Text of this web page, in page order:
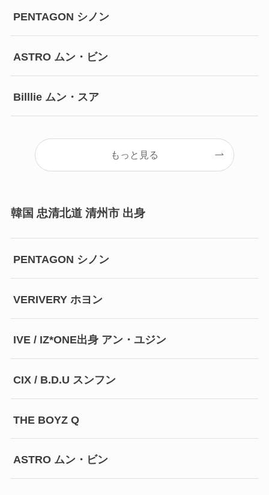
PENTAGON シノン
ASTRO ムン・ビン
Billlie ムン・スア
もっと見る
韓国 忠清北道 清州市 出身
PENTAGON シノン
VERIVERY ホヨン
IVE / IZ*ONE出身 アン・ユジン
CIX / B.D.U スンフン
THE BOYZ Q
ASTRO ムン・ビン